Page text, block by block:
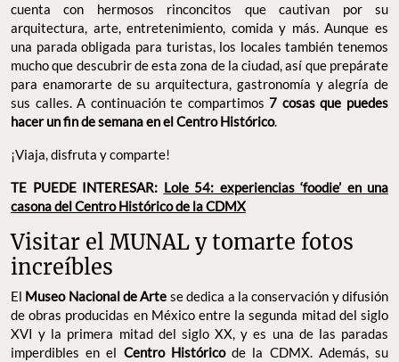
cuenta con hermosos rinconcitos que cautivan por su
arquitectura, arte, entretenimiento, comida y más. Aunque es
una parada obligada para turistas, los locales también tenemos
mucho que descubrir de esta zona de la ciudad, así que prepárate
para enamorarte de su arquitectura, gastronomía y alegría de
sus calles. A continuación te compartimos7 cosas que puedes
hacer un fin de semana en el Centro Histórico.
¡Viaja, disfruta y comparte!
TE PUEDE INTERESAR: Lole 54: experiencias ‘foodie’ en una
casona del Centro Histórico de la CDMX
Visitar el MUNAL y tomarte fotos
increíbles
El Museo Nacional de Arte se dedica a la conservación y difusión
de obras producidas en México entre la segunda mitad del siglo
XVI y la primera mitad del siglo XX, y es una de las paradas
imperdibles en el Centro Históricode la CDMX. Además, su